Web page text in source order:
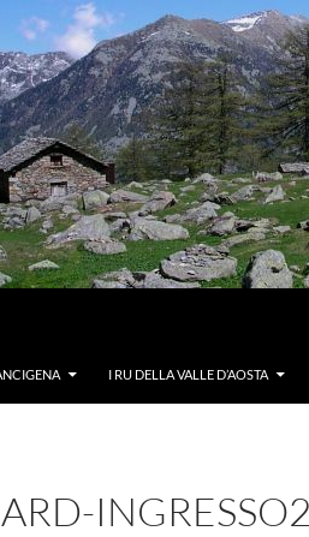
I RU DELLA VALLE D’AOSTA